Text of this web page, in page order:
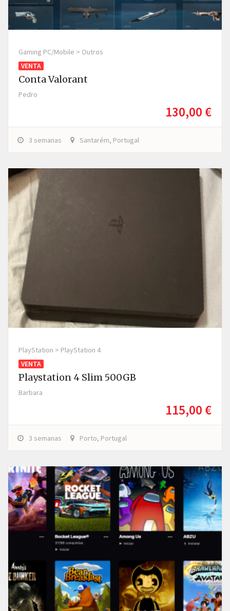
Gaming PC/Mobile > Outros
VENTA
Conta Valorant
Pedro
130,00 €
3 semanas Santarém, Portugal
PlayStation > PlayStation 4
VENTA
Playstation 4 Slim 500GB
Barbara
115,00 €
3 semanas Porto, Portugal